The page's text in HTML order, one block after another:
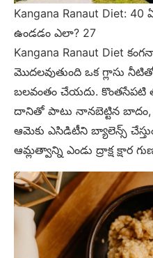
Kangana Ranaut Diet:
ఉండడం ఎలా? 27
Kangana Ranaut Diet
మొదలవుతుంది ఒక గ్లాసు
బలవంతం చేయదు. కొంతసేపటి
దానితో పాటు నానబెట్టిన బాదం,
ఆమెకు ఎసిడిటీని బ్యాలెన్స్
ఆమ్లత్వాన్ని ఎండు ద్రాక్ష క్షార